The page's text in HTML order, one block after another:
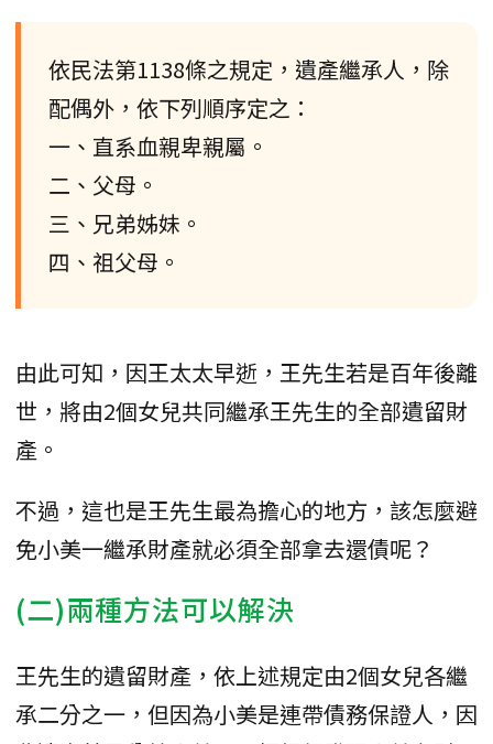
依民法第1138條之規定，遺產繼承人，除
配偶外，依下列順序定之：
一、直系血親卑親屬。
二、父母。
三、兄弟姊妹。
四、祖父母。
由此可知，因王太太早逝，王先生若是百年後離
世，將由2個女兒共同繼承王先生的全部遺留財
產。
不過，這也是王先生最為擔心的地方，該怎麼避
免小美一繼承財產就必須全部拿去還債呢？
(二)兩種方法可以解決
王先生的遺留財產，依上述規定由2個女兒各繼
承二分之一，但因為小美是連帶債務保證人，因